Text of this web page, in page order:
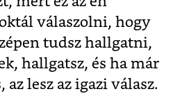
válaszolni, hogy
tudsz hallgatni,
hallgatsz, és ha már
lesz az igazi válasz.